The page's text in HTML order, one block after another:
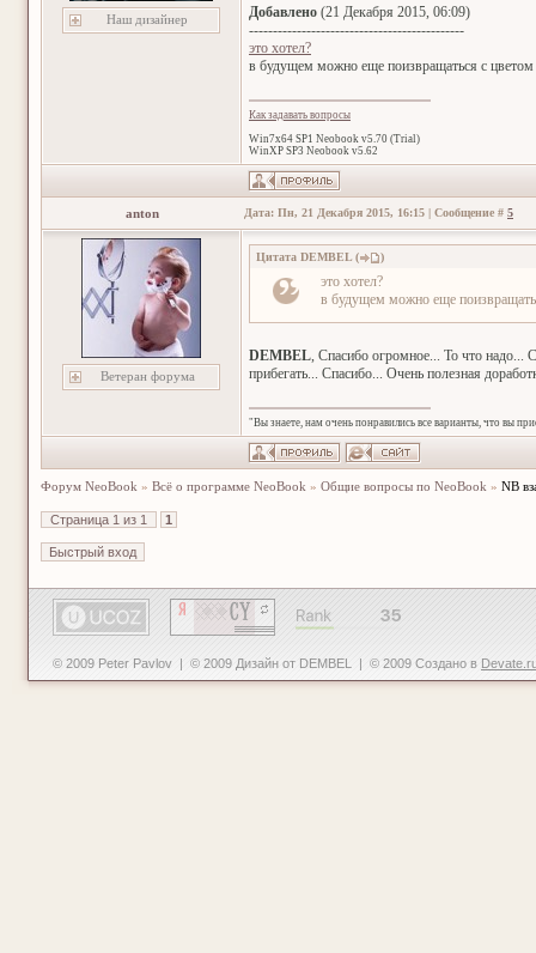
Наш дизайнер Добавлено (21 Декабря 2015, 06:09)
---------------------------------------------
это хотел?
в будущем можно еще поизвращаться с
Как задавать вопросы
Win7x64 SP1 Neobook v5.70 (Trial)
WinXP SP3 Neobook v5.62
anton Дата: Пн, 21 Декабря 2015, 16:15 | Сообщение # 5
Ветеран форума
Цитата DEMBEL( )
это хотел?
в будущем можно еще
DEMBEL, Спасибо огромное... То что надо...
прибегать... Спасибо... Очень полезная
"Вы знаете, нам очень понравились все варианты, что вы
Форум NeoBook » Всё о программе NeoBook » Общие вопросы по NeoBook » NB
Страница 1 из 1 1
© 2009 Peter Pavlov | © 2009 Дизайн от DEMBEL | © 2009 Создано в